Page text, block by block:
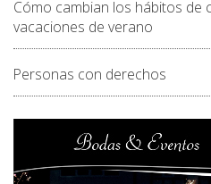
Cómo cambian los hábitos de
vacaciones de verano
Personas con derechos